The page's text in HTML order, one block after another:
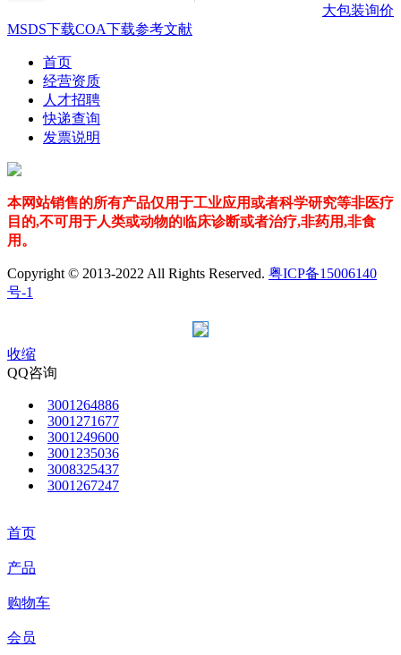
大包装询价
MSDS下载COA下载参考文献
首页
经营资质
人才招聘
快递查询
发票说明
本网站销售的所有产品仅用于工业应用或者科学研究等非医疗
目的,不可用于人类或动物的临床诊断或者治疗,非药用,非食
用。
Copyright © 2013-2022 All Rights Reserved. 粤ICP备15006140
号-1
收缩
QQ咨询
3001264886
3001271677
3001249600
3001235036
3008325437
3001267247
首页
产品
购物车
会员